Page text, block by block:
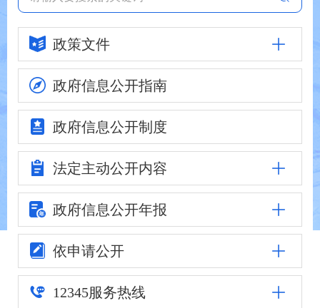
政策文件
政府信息公开指南
政府信息公开制度
法定主动公开内容
政府信息公开年报
依申请公开
12345服务热线